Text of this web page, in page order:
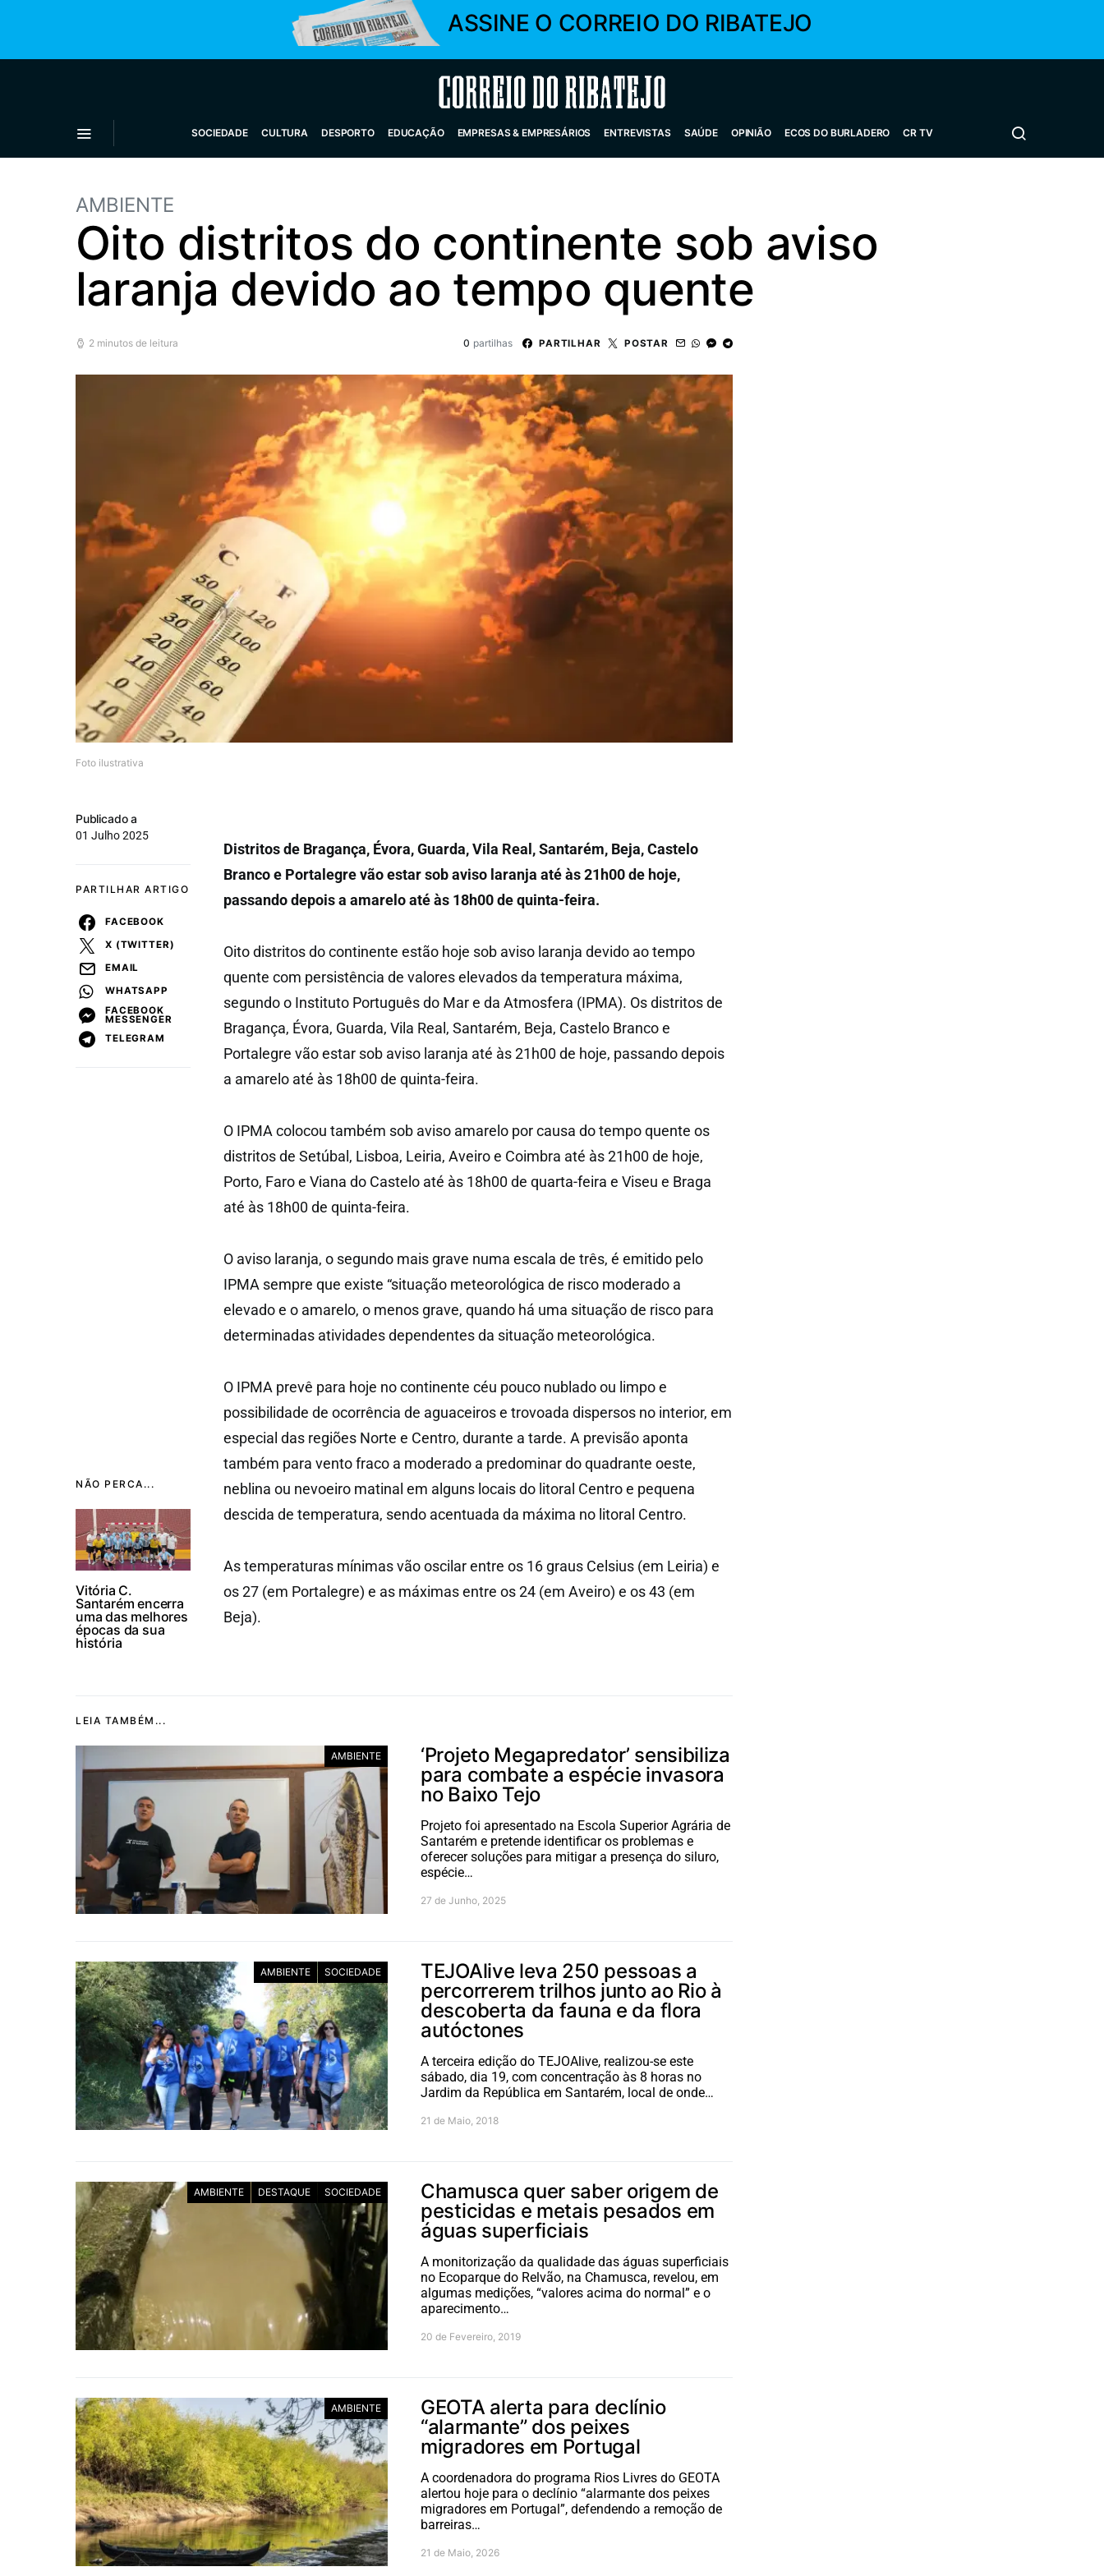
ASSINE O CORREIO DO RIBATEJO
Correio do Ribatejo
SOCIEDADE CULTURA DESPORTO EDUCAÇÃO EMPRESAS & EMPRESÁRIOS ENTREVISTAS SAÚDE OPINIÃO ECOS DO BURLADERO CR TV
AMBIENTE
Oito distritos do continente sob aviso
laranja devido ao tempo quente
2 minutos de leitura 0 partilhas PARTILHAR POSTAR
Foto ilustrativa
NÃO PERCA...
Vitória C.
Santarém encerra
uma das melhores
épocas da sua
história
Publicado a
01 Julho 2025
PARTILHAR ARTIGO
FACEBOOK
X (TWITTER)
EMAIL
WHATSAPP
FACEBOOK
MESSENGER
TELEGRAM
Distritos de Bragança, Évora, Guarda, Vila Real, Santarém, Beja, Castelo
Branco e Portalegre vão estar sob aviso laranja até às 21h00 de hoje,
passando depois a amarelo até às 18h00 de quinta-feira.
Oito distritos do continente estão hoje sob aviso laranja devido ao tempo
quente com persistência de valores elevados da temperatura máxima,
segundo o Instituto Português do Mar e da Atmosfera (IPMA). Os distritos de
Bragança, Évora, Guarda, Vila Real, Santarém, Beja, Castelo Branco e
Portalegre vão estar sob aviso laranja até às 21h00 de hoje, passando depois
a amarelo até às 18h00 de quinta-feira.
O IPMA colocou também sob aviso amarelo por causa do tempo quente os
distritos de Setúbal, Lisboa, Leiria, Aveiro e Coimbra até às 21h00 de hoje,
Porto, Faro e Viana do Castelo até às 18h00 de quarta-feira e Viseu e Braga
até às 18h00 de quinta-feira.
O aviso laranja, o segundo mais grave numa escala de três, é emitido pelo
IPMA sempre que existe “situação meteorológica de risco moderado a
elevado e o amarelo, o menos grave, quando há uma situação de risco para
determinadas atividades dependentes da situação meteorológica.
O IPMA prevê para hoje no continente céu pouco nublado ou limpo e
possibilidade de ocorrência de aguaceiros e trovoada dispersos no interior, em
especial das regiões Norte e Centro, durante a tarde. A previsão aponta
também para vento fraco a moderado a predominar do quadrante oeste,
neblina ou nevoeiro matinal em alguns locais do litoral Centro e pequena
descida de temperatura, sendo acentuada da máxima no litoral Centro.
As temperaturas mínimas vão oscilar entre os 16 graus Celsius (em Leiria) e
os 27 (em Portalegre) e as máximas entre os 24 (em Aveiro) e os 43 (em
Beja).
LEIA TAMBÉM...
AMBIENTE
‘Projeto Megapredator’ sensibiliza
para combate a espécie invasora
no Baixo Tejo
Projeto foi apresentado na Escola Superior Agrária de
Santarém e pretende identificar os problemas e
oferecer soluções para mitigar a presença do siluro,
espécie…
27 de Junho, 2025
AMBIENTE SOCIEDADE
TEJOAlive leva 250 pessoas a
percorrerem trilhos junto ao Rio à
descoberta da fauna e da flora
autóctones
A terceira edição do TEJOAlive, realizou-se este
sábado, dia 19, com concentração às 8 horas no
Jardim da República em Santarém, local de onde…
21 de Maio, 2018
AMBIENTE DESTAQUE SOCIEDADE
Chamusca quer saber origem de
pesticidas e metais pesados em
águas superficiais
A monitorização da qualidade das águas superficiais
no Ecoparque do Relvão, na Chamusca, revelou, em
algumas medições, “valores acima do normal” e o
aparecimento…
20 de Fevereiro, 2019
AMBIENTE
GEOTA alerta para declínio
“alarmante” dos peixes
migradores em Portugal
A coordenadora do programa Rios Livres do GEOTA
alertou hoje para o declínio “alarmante dos peixes
migradores em Portugal”, defendendo a remoção de
barreiras…
21 de Maio, 2026